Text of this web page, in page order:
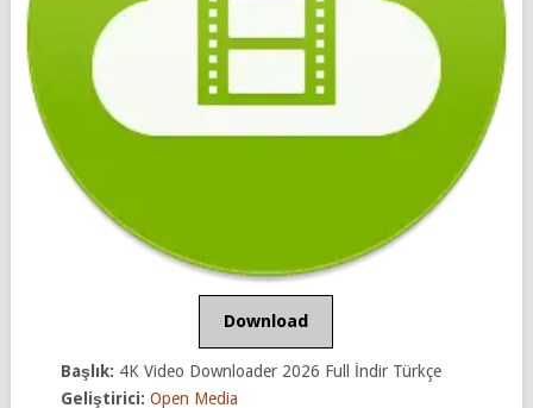
Download
Başlık: 4K Video Downloader 2026 Full İndir Türkçe
Geliştirici: Open Media